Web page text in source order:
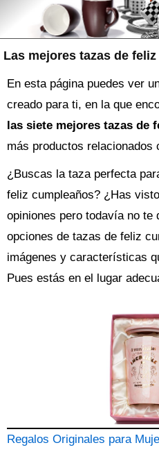
Las mejores tazas de
En esta página puedes ver
creado para ti, en la que
las siete mejores tazas de
más productos relacionados
¿Buscas la tazaperfecta
feliz cumpleaños? ¿Has
opiniones pero todavía no te
opciones de tazas de feliz
imágenes y características
Pues estás en el lugar
Regalos Originales para